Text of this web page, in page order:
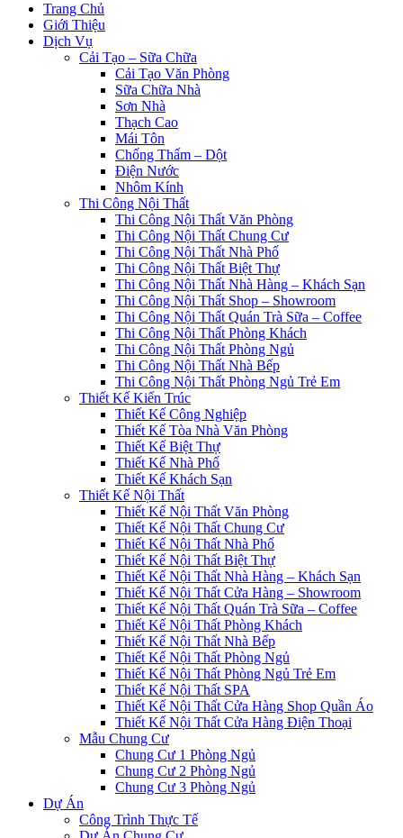
Trang Chủ
Giới Thiệu
Dịch Vụ
Cải Tạo – Sữa Chữa
Cải Tạo Văn Phòng
Sữa Chữa Nhà
Sơn Nhà
Thạch Cao
Mái Tôn
Chống Thấm – Dột
Điện Nước
Nhôm Kính
Thi Công Nội Thất
Thi Công Nội Thất Văn Phòng
Thi Công Nội Thất Chung Cư
Thi Công Nội Thất Nhà Phố
Thi Công Nội Thất Biệt Thự
Thi Công Nội Thất Nhà Hàng – Khách Sạn
Thi Công Nội Thất Shop – Showroom
Thi Công Nội Thất Quán Trà Sữa – Coffee
Thi Công Nội Thất Phòng Khách
Thi Công Nội Thất Phòng Ngủ
Thi Công Nội Thất Nhà Bếp
Thi Công Nội Thất Phòng Ngủ Trẻ Em
Thiết Kế Kiến Trúc
Thiết Kế Công Nghiệp
Thiết Kế Tòa Nhà Văn Phòng
Thiết Kế Biệt Thự
Thiết Kế Nhà Phố
Thiết Kế Khách Sạn
Thiết Kế Nội Thất
Thiết Kế Nội Thất Văn Phòng
Thiết Kế Nội Thất Chung Cư
Thiết Kế Nội Thất Nhà Phố
Thiết Kế Nội Thất Biệt Thự
Thiết Kế Nội Thất Nhà Hàng – Khách Sạn
Thiết Kế Nội Thất Cửa Hàng – Showroom
Thiết Kế Nội Thất Quán Trà Sữa – Coffee
Thiết Kế Nội Thất Phòng Khách
Thiết Kế Nội Thất Nhà Bếp
Thiết Kế Nội Thất Phòng Ngủ
Thiết Kế Nội Thất Phòng Ngủ Trẻ Em
Thiết Kế Nội Thất SPA
Thiết Kế Nội Thất Cửa Hàng Shop Quần Áo
Thiết Kế Nội Thất Cửa Hàng Điện Thoại
Mẫu Chung Cư
Chung Cư 1 Phòng Ngủ
Chung Cư 2 Phòng Ngủ
Chung Cư 3 Phòng Ngủ
Dự Án
Công Trình Thực Tế